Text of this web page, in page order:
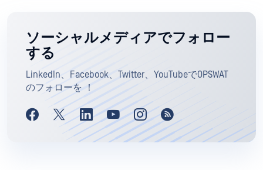
ソーシャルメディアでフォロー
する
LinkedIn、Facebook、Twitter、YouTubeでOPSWAT
のフォローを ！